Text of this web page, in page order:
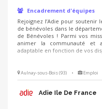
Encadrement d'équipes
Rejoignez l’Adie pour soutenir
de bénévoles dans le
de Bénévoles ! Parmi vos
animer la communauté et
adaptable en fonction de vos
Aulnay-sous-Bois (93) • Emploi
Adie Ile De France